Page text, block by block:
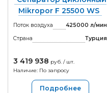
Mikropor F 25500 WS
Поток воздуха
425000 л/мин
Страна
Турция
3 419 938 руб. / шт.
Наличие: По запросу
Подробнее